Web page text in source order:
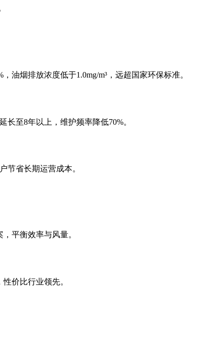
油烟排放浓度低于1.0mg/m³，远超国家环保标准。
至8年以上，维护频率降低70%。
节省长期运营成本。
平衡效率与风量。
价比行业领先。